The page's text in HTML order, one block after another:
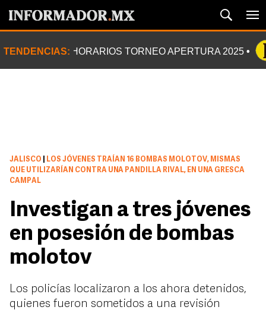
TENDENCIAS: HORARIOS TORNEO APERTURA 2025
JALISCO
LOS JÓVENES TRAÍAN 16 BOMBAS MOLOTOV, MISMAS
QUE UTILIZARÍAN CONTRA UNA PANDILLA RIVAL, EN UNA GRESCA
CAMPAL
Investigan a tres jóvenes
en posesión de bombas
molotov
Los policías localizaron a los ahora detenidos,
quienes fueron sometidos a una revisión